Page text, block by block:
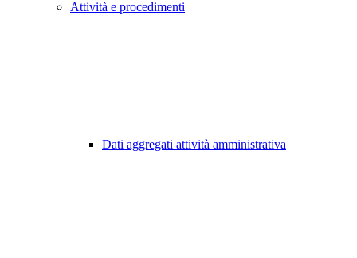
Attività e procedimenti
Dati aggregati attività amministrativa